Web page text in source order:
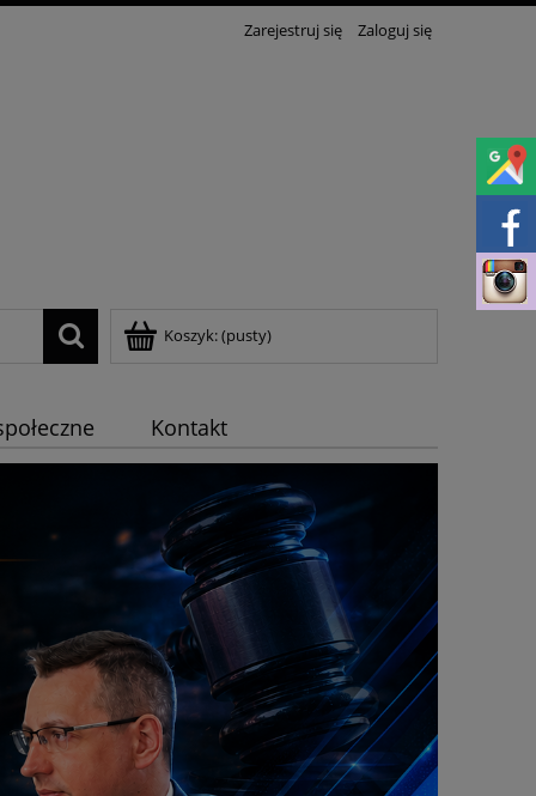
Zarejestruj się Zaloguj się
Koszyk:(pusty)
Kontakt